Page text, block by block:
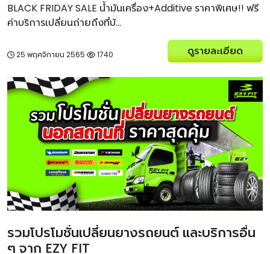
BLACK FRIDAY SALE น้ำมันเครื่อง+Additive ราคาพิเศษ!! ฟรี
ค่าบริการเปลี่ยนถ่ายถึงที่บ้...
25 พฤศจิกายน 2565 1740 ดูรายละเอียด
รวมโปรโมชั่นเปลี่ยนยางรถยนต์ และบริการอื่น
ๆ จาก EZY FIT